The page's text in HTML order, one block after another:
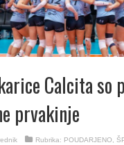
Calcita so
prvakinje
Rubrika: POUDARJENO